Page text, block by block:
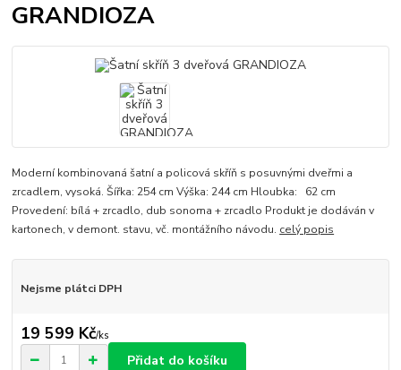
GRANDIOZA
Moderní kombinovaná šatní a policová skříň s posuvnými dveřmi a
zrcadlem, vysoká. Šířka: 254 cm Výška: 244 cm Hloubka: 62 cm
Provedení: bílá + zrcadlo, dub sonoma + zrcadlo Produkt je dodáván v
kartonech, v demont. stavu, vč. montážního návodu. celý popis
Nejsme plátci DPH
19 599 Kč/ks
Přidat do košíku